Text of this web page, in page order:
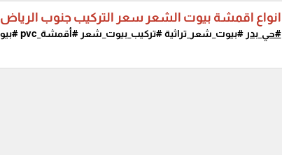
انواع اقمشة بيوت الشعر سعر التركيب جنوب الرياض
#حي_بدر #بيوت_شعر_تراثية #تركيب_بيوت_شعر #أقمشة_pvc #بيوت_شعر_حديثة...